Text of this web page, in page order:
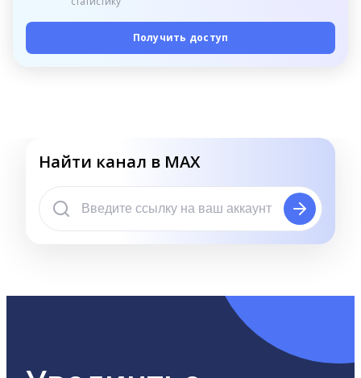
Получить доступ
Найти канал в MAX